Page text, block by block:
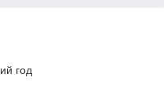
год